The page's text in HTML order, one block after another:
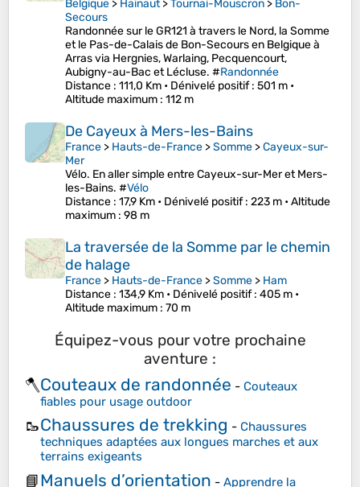
Belgique > Hainaut>Tournai-Mouscron > Bon-
Secours
Randonnée sur le GR121 à travers le Nord, la Somme
et le Pas-de-Calais de Bon-Secours en Belgique à
Arras via Hergnies, Warlaing, Pecquencourt,
Aubigny-au-Bac et Lécluse. #Randonnée
Distance : 111,0 Km • Dénivelé positif: 501 m •
Altitude maximum : 112 m
De Cayeux à Mers-les-Bains
France > Hauts-de-France >Somme >Cayeux-sur-
Mer
Vélo. En aller simple entre Cayeux-sur-Mer et Mers-
les-Bains. #Vélo
Distance : 17,9 Km • Dénivelé positif: 223 m •Altitude
maximum : 98 m
La traversée de la Somme par le chemin
de halage
France > Hauts-de-France >Somme > Ham
Distance : 134,9 Km • Dénivelé positif: 405 m •
Altitude maximum : 70 m
Équipez-vous pour votre prochaine
aventure :
🪓Couteaux de randonnée - Couteaux
fiables pour usage outdoor
🥾Chaussures de trekking - Chaussures
techniques adaptées aux longues marches et aux
terrains exigeants
📘Manuels d’orientation - Apprendre la